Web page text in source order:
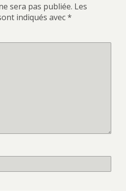
sera pas publiée. Les
indiqués avec*